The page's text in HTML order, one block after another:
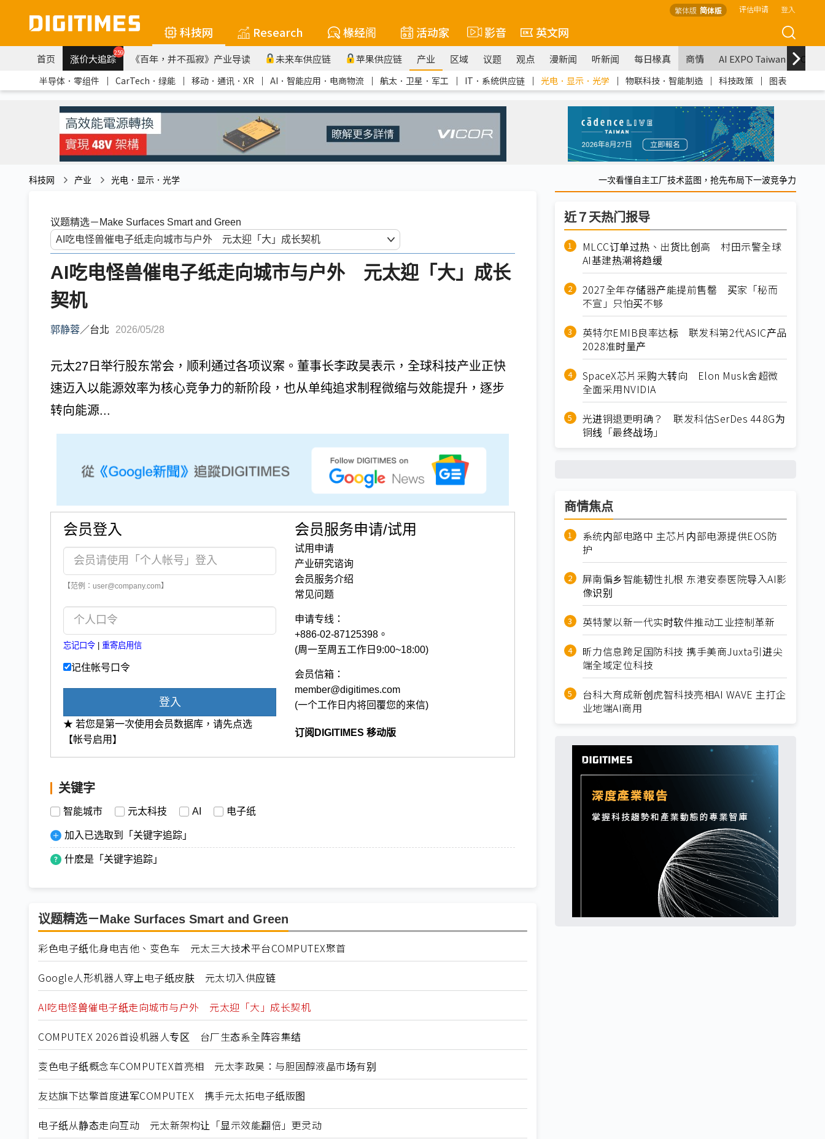
繁体版 简体版 评估申请 登入
科技网 Research 椽经阁 活动家 影音 英文网
首页 涨价大追踪259 《百年，并不孤寂》产业导读 未来车供应链 苹果供应链 产业 区域 议题 观点 漫新闻 听新闻 每日椽真 商情 AI EXPO Taiwan
半导体．零组件 ｜ CarTech．绿能 ｜ 移动．通讯．XR ｜ AI．智能应用．电商物流 ｜ 航太．卫星．军工 ｜ IT．系统供应链 ｜ 光电．显示．光学 ｜ 物联科技．智能制造 ｜ 科技政策 ｜ 图表
科技网 产业 光电．显示．光学 一次看懂自主工厂技术蓝图，抢先布局下一波竞争力
议题精选－Make Surfaces Smart and Green
AI吃电怪兽催电子纸走向城市与户外 元太迎「大」成长
契机
郭静蓉／台北 2026/05/28
元太27日举行股东常会，顺利通过各项议案。董事长李政昊表示，全球科技产业正快
速迈入以能源效率为核心竞争力的新阶段，也从单纯追求制程微缩与效能提升，逐步
转向能源...
会员登入
【范例：user@company.com】
忘记口令 重寄启用信
记住帐号口令
登入
★ 若您是第一次使用会员数据库，请先点选
【帐号启用】
会员服务申请/试用
试用申请
产业研究谘询
会员服务介绍
常见问题
申请专线：
+886-02-87125398。
(周一至周五工作日9:00~18:00)
会员信箱：
member@digitimes.com
(一个工作日内将回覆您的来信)
订阅DIGITIMES 移动版
关键字
智能城市 元太科技 AI 电子纸
加入已选取到「关键字追踪」
什麽是「关键字追踪」
议题精选－Make Surfaces Smart and Green
彩色电子纸化身电吉他、变色车 元太三大技术平台COMPUTEX聚首
Google人形机器人穿上电子纸皮肤 元太切入供应链
AI吃电怪兽催电子纸走向城市与户外 元太迎「大」成长契机
COMPUTEX 2026首设机器人专区 台厂生态系全阵容集结
变色电子纸概念车COMPUTEX首亮相 元太李政昊：与胆固醇液晶市场有别
友达旗下达擎首度进军COMPUTEX 携手元太拓电子纸版图
电子纸从静态走向互动 元太新架构让「显示效能翻倍」更灵动
近７天热门报导
MLCC订单过热、出货比创高 村田示警全球
AI基建热潮将趋缓
2027全年存储器产能提前售罄 买家「秘而
不宣」只怕买不够
英特尔EMIB良率达标 联发科第2代ASIC产品
2028准时量产
SpaceX芯片采购大转向 Elon Musk舍超微
全面采用NVIDIA
光进铜退更明确？ 联发科估SerDes 448G为
铜线「最终战场」
商情焦点
系统内部电路中 主芯片内部电源提供EOS防
护
屏南偏乡智能韧性扎根 东港安泰医院导入AI影
像识别
英特蒙以新一代实时软件推动工业控制革新
昕力信息跨足国防科技 携手美商Juxta引进尖
端全域定位科技
台科大育成新创虎智科技亮相AI WAVE 主打企
业地端AI商用